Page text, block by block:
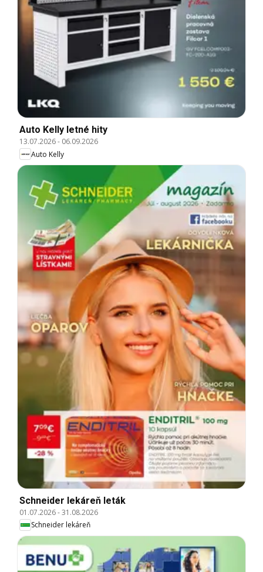
Auto Kelly letné hity
13.07.2026- 06.09.2026
Auto Kelly
Schneider lekáreň leták
01.07.2026-31.08.2026
Schneider lekáreň